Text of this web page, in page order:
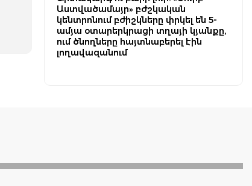
Աստվածամայր» բժշկական
կենտրոնում բժիշկները փրկել են 5-
ամյա օտարերկրացի տղայի կյանքը,
ում ծնողները հայտնաբերել էին
լողավազանում